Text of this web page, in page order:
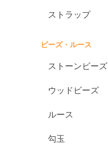
アメトリン
アンモライト
出雲石
一位
ストラップ
ビーズ・ルース
ストーンビーズ
ウッドビーズ
ルース
勾玉